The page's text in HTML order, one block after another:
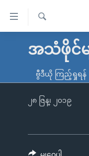
လွယ်ကူ
သည့်
မူလစာမျက်နှာ
ကမ္ဘာ့သတင်းများ
နိုင်ငံတကာ
တရုတ်
အစ္စရေး-ပါလက်စတိုင်း
ရပ်ဝန်းတခု လမ်းတခု
အင်္ဂလိပ်စာလေ့လာမယ်
ရ
အသံဖိုင်မ
ဗွီဒီယို ကြည့်ရှုရန်
၂၈ ဇြန္၊ ၂၀၁၉